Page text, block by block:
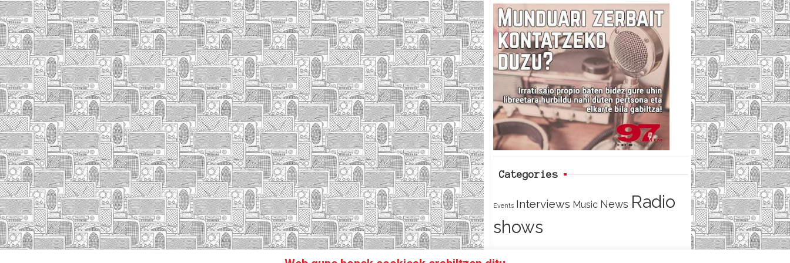
c
e
b
o
o
i
t
t
e
r
e
d
Categories
Events Interviews Music News Radio
shows